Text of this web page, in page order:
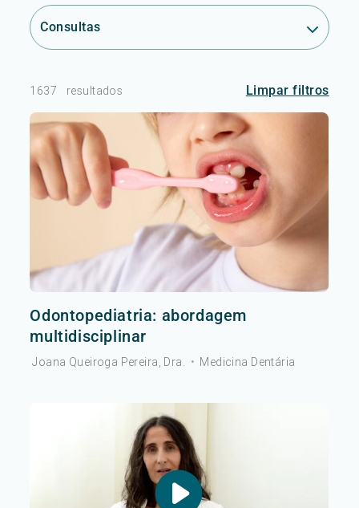
Consultas
1637 resultados Limpar filtros
Odontopediatria: abordagem
multidisciplinar
Joana Queiroga Pereira, Dra. • Medicina Dentária